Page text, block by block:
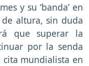
y su ‘banda’ en
altura, sin duda
que superar la
por la senda
mundialista en